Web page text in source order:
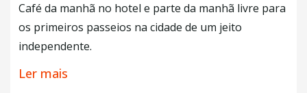
Café da manhã no hotel e parte da manhã livre para
os primeiros passeios na cidade de um jeito
independente.
À tarde realizaremos o
Ler mais